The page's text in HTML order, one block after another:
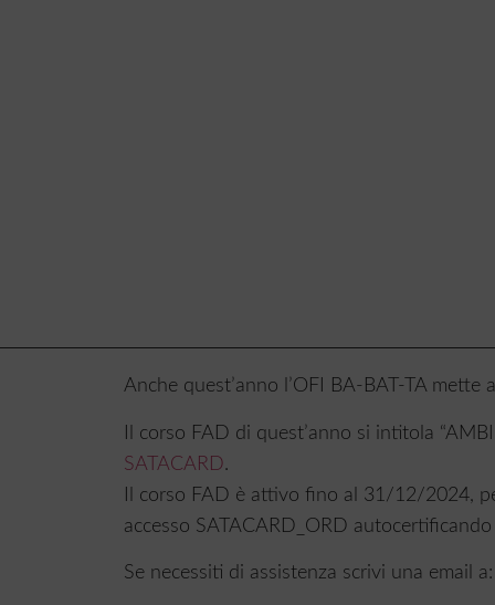
Anche quest’anno l’OFI BA-BAT-TA
Il corso FAD di quest’anno si intitola
SATACARD.
Il corso FAD è attivo fino al 31/12/2024,
accesso SATACARD_ORD
Se necessiti di assistenza scrivi una email